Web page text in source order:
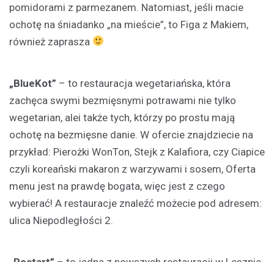
pomidorami z parmezanem. Natomiast, jeśli macie
ochotę na śniadanko „na mieście”, to Figa z Makiem,
również zaprasza
„BlueKot” – to restauracja wegetariańska, która
zachęca swymi bezmięsnymi potrawami nie tylko
wegetarian, alei także tych, którzy po prostu mają
ochotę na bezmięsne danie. W ofercie znajdziecie na
przykład: Pierożki WonTon, Stejk z Kalafiora, czy Ciapice
czyli koreański makaron z warzywami i sosem, Oferta
menu jest na prawdę bogata, więc jest z czego
wybierać! A restauracje znaleźć możecie pod adresem:
ulica Niepodległości 2.